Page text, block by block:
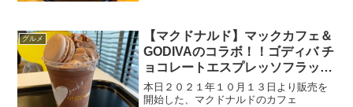
っていましたが、2020...
グルメ
【マクドナルド】マックカフェ＆
GODIVAのコラボ！！ゴディバ チ
ョコレートエスプレッソフラッペ
&マカロンは大人のお味♪
本日２０２１年１０月１３日より販売を
開始した、マクドナルドのカフェ